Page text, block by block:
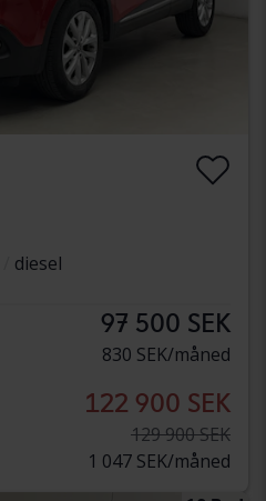
diesel
97 500 SEK
830 SEK/måned
122 900 SEK
129 900 SEK
1 047 SEK/måned